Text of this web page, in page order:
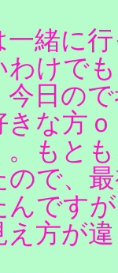
一緒に
わけで
今日の
きな方
。もと
ので、
んです
え方が